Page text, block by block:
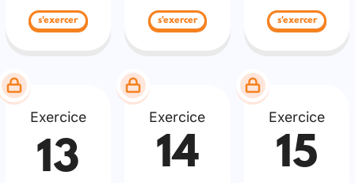
s'exercer s'exercer s'exercer
Exercice
13
Exercice
14
Exercice
15